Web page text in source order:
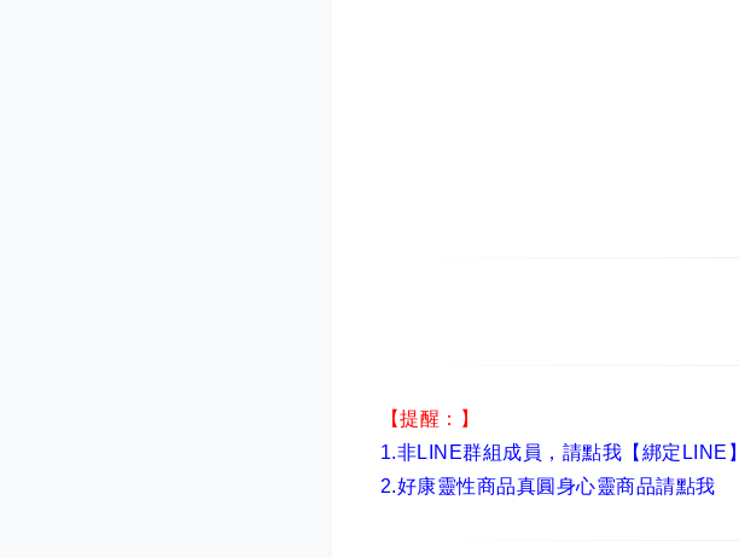
【提醒：】
1.非LINE群組成員， 請點我【綁定LINE】
2.好康靈性商品真圓身心靈商品請點我